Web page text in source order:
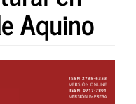
Aquino